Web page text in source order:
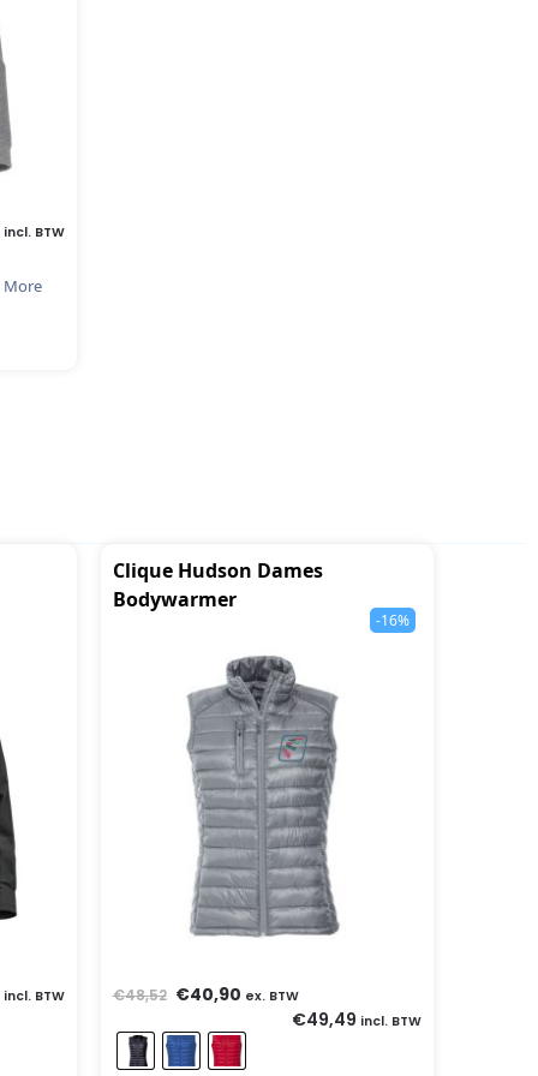
incl. BTW
More
incl. BTW
Clique Hudson Dames
Bodywarmer
-16%
€48,52 €40,90 ex. BTW
€49,49 incl. BTW